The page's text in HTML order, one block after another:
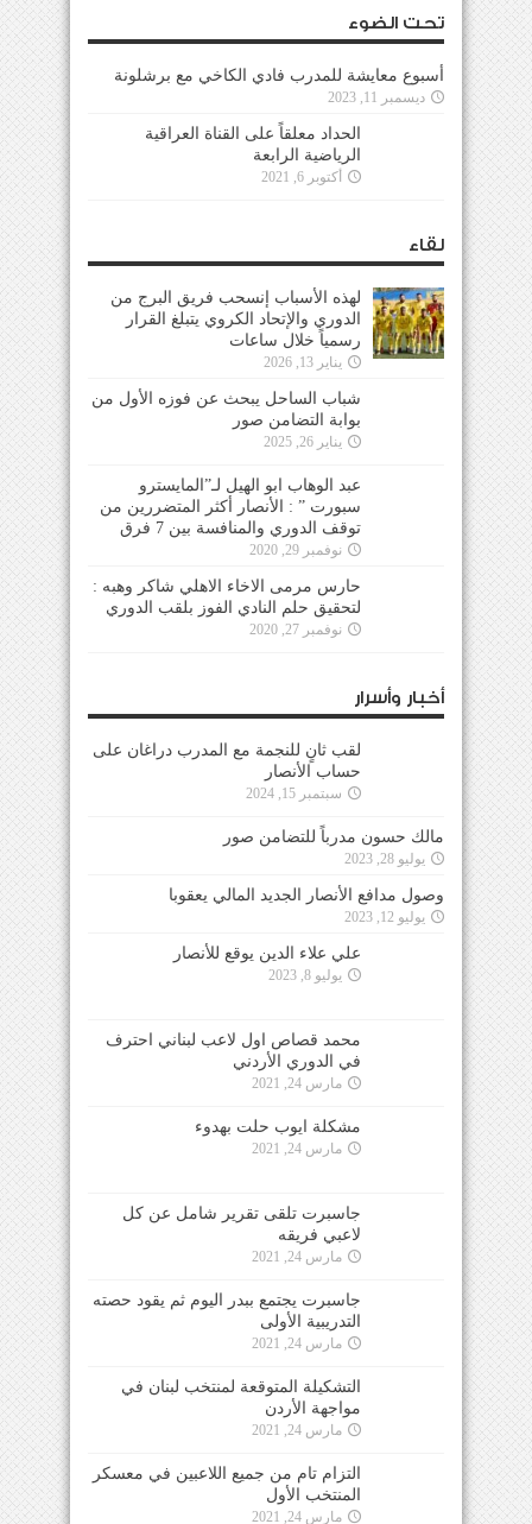
تحت الضوء
أسبوع معايشة للمدرب فادي الكاخي مع برشلونة
ديسمبر 11, 2023
الحداد معلقاً على القناة العراقية
الرياضية الرابعة
أكتوبر 6, 2021
لقاء
لهذه الأسباب إنسحب فريق البرج من
الدوري والإتحاد الكروي يتبلغ القرار
رسمياً خلال ساعات
يناير 13, 2026
شباب الساحل يبحث عن فوزه الأول من
بوابة التضامن صور
يناير 26, 2025
عبد الوهاب ابو الهيل لـ”المايسترو
سبورت ” : الأنصار أكثر المتضررين من
توقف الدوري والمنافسة بين 7 فرق
نوفمبر 29, 2020
حارس مرمى الاخاء الاهلي شاكر وهبه :
لتحقيق حلم النادي الفوز بلقب الدوري
نوفمبر 27, 2020
أخبار وأسرار
لقب ثانٍ للنجمة مع المدرب دراغان على
حساب الأنصار
سبتمبر 15, 2024
مالك حسون مدرباً للتضامن صور
يوليو 28, 2023
وصول مدافع الأنصار الجديد المالي يعقوبا
يوليو 12, 2023
علي علاء الدين يوقع للأنصار
يوليو 8, 2023
محمد قصاص اول لاعب لبناني احترف
في الدوري الأردني
مارس 24, 2021
مشكلة ايوب حلت بهدوء
مارس 24, 2021
جاسبرت تلقى تقرير شامل عن كل
لاعبي فريقه
مارس 24, 2021
جاسبرت يجتمع ببدر اليوم ثم يقود حصته
التدريبية الأولى
مارس 24, 2021
التشكيلة المتوقعة لمنتخب لبنان في
مواجهة الأردن
مارس 24, 2021
التزام تام من جميع اللاعبين في معسكر
المنتخب الأول
مارس 24, 2021